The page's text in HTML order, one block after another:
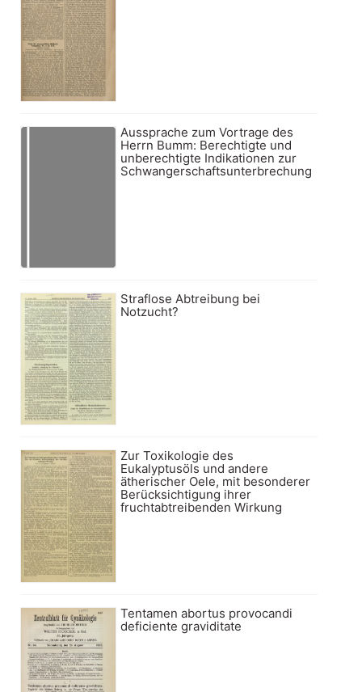
Aussprache zum Vortrage des
Herrn Bumm: Berechtigte und
unberechtigte Indikationen zur
Schwangerschaftsunterbrechung
Straflose Abtreibung bei
Notzucht?
Zur Toxikologie des
Eukalyptusöls und andere
ätherischer Oele, mit besonderer
Berücksichtigung ihrer
fruchtabtreibenden Wirkung
Tentamen abortus provocandi
deficiente graviditate